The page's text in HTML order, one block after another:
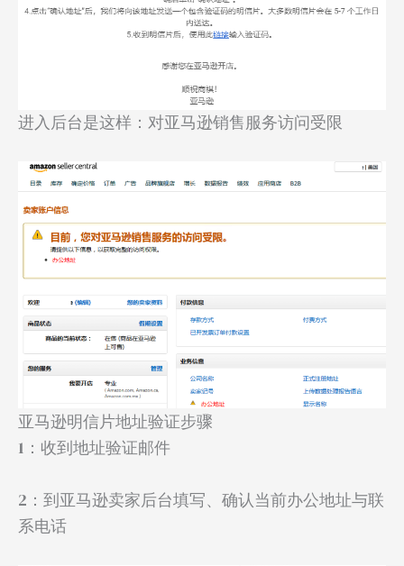
进入后台是这样：对亚马逊销售服务访问受限
亚马逊明信片地址验证步骤
1：收到地址验证邮件
2：到亚马逊卖家后台填写、确认当前办公地址与联
系电话